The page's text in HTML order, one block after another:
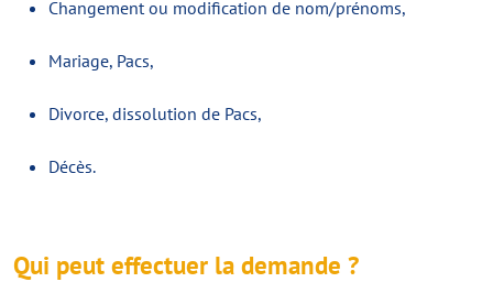
Changement ou modification de nom/prénoms,
Mariage, Pacs,
Divorce, dissolution de Pacs,
Décès.
Qui peut effectuer la demande ?